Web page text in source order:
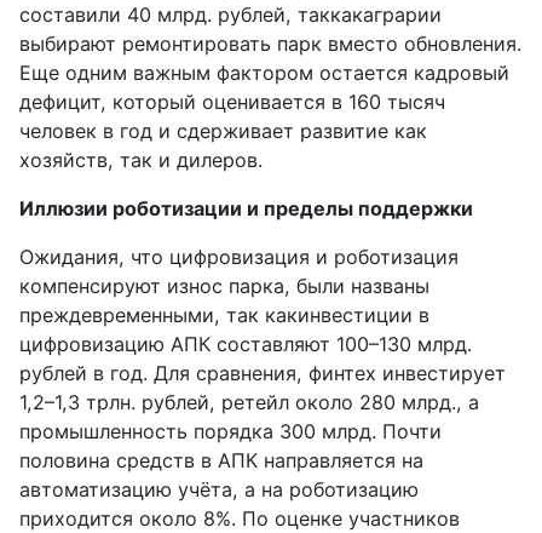
составили 40 млрд. рублей, таккакаграрии
выбирают ремонтировать парк вместо обновления.
Еще одним важным фактором остается кадровый
дефицит, который оценивается в 160 тысяч
человек в год и сдерживает развитие как
хозяйств, так и дилеров.
Иллюзии роботизации и пределы поддержки
Ожидания, что цифровизация и роботизация
компенсируют износ парка, были названы
преждевременными, так какинвестиции в
цифровизацию АПК составляют 100–130 млрд.
рублей в год. Для сравнения, финтех инвестирует
1,2–1,3 трлн. рублей, ретейл около 280 млрд., а
промышленность порядка 300 млрд. Почти
половина средств в АПК направляется на
автоматизацию учёта, а на роботизацию
приходится около 8%. По оценке участников